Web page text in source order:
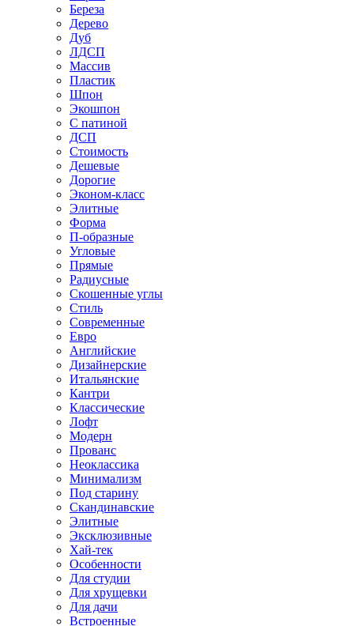
Береза
Дерево
Дуб
ЛДСП
Массив
Пластик
Шпон
Экошпон
С патиной
ДСП
Стоимость
Дешевые
Дорогие
Эконом-класс
Элитные
Форма
П-образные
Угловые
Прямые
Радиусные
Скошенные углы
Стиль
Современные
Евро
Английские
Дизайнерские
Итальянские
Кантри
Классические
Лофт
Модерн
Прованс
Неоклассика
Минимализм
Под старину
Скандинавские
Элитные
Эксклюзивные
Хай-тек
Особенности
Для студии
Для хрущевки
Для дачи
Встроенные